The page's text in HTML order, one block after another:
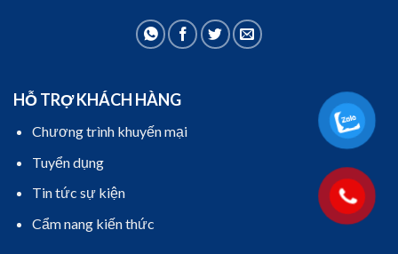
HỖ TRỢ KHÁCH HÀNG
Chương trình khuyến mại
Tuyển dụng
Tin tức sự kiện
Cẩm nang kiến thức